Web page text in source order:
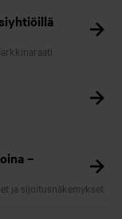
–
ja sijoitusnäkemykset